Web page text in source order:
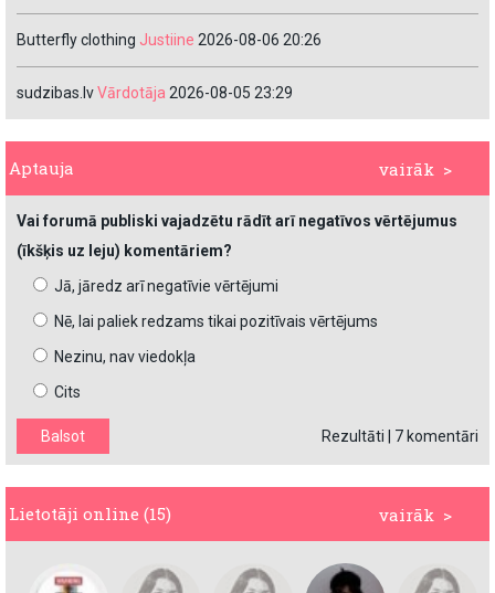
Butterfly clothing Justiine 2026-08-06 20:26
sudzibas.lvVārdotāja 2026-08-05 23:29
vairāk >
Aptauja
Vai forumā publiski vajadzētu rādīt arī negatīvos vērtējumus
(īkšķis uz leju) komentāriem?
Jā, jāredz arī negatīvie vērtējumi
Nē, lai paliek redzams tikai pozitīvais vērtējums
Nezinu, nav viedokļa
Cits
Rezultāti 7 komentāri
vairāk >
Lietotāji online (15)